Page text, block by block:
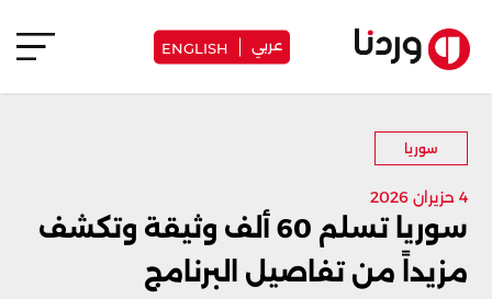
عربي ENGLISH
سوريا
4 حزيران 2026
سوريا تسلم 60 ألف وثيقة وتكشف
مزيداً من تفاصيل البرنامج